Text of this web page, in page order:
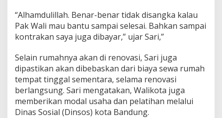
i
R
u
m
h
S
a
r
i
d
a
“Alhamdulillah. Benar-benar tidak disangka kalau
Pak Wali mau bantu sampai selesai. Bahkan sampai
kontrakan saya juga dibayar,” ujar Sari,”
Selain rumahnya akan di renovasi, Sari juga
dipastikan akan dibebaskan dari biaya sewa rumah
tempat tinggal sementara, selama renovasi
berlangsung. Sari mengatakan, Walikota juga
memberikan modal usaha dan pelatihan melalui
Dinas Sosial (Dinsos) kota Bandung.